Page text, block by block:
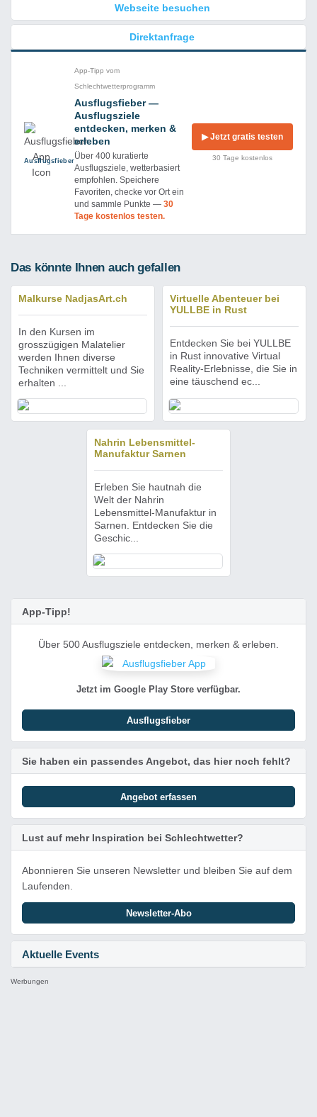
Webseite besuchen
Direktanfrage
Ausflug­sfieber
App-Tipp vom
Schlechtwetterprogramm
Ausflugsfieber —
Ausflugsziele
entdecken, merken &
erleben
Über 400 kuratierte
Ausflugsziele, wetterbasiert
empfohlen. Speichere
Favoriten, checke vor Ort ein
und sammle Punkte —30
Tage kostenlos testen.
▶ Jetzt gratis testen
30 Tage kostenlos
Das könnte Ihnen auch gefallen
Malkurse NadjasArt.ch
In den Kursen im
grosszügigen Malatelier
werden Ihnen diverse
Techniken vermittelt und Sie
erhalten ...
Virtuelle Abenteuer bei
YULLBE in Rust
Entdecken Sie bei YULLBE
in Rust innovative Virtual
Reality-Erlebnisse, die Sie in
eine täuschend ec...
Nahrin Lebensmittel-
Manufaktur Sarnen
Erleben Sie hautnah die
Welt der Nahrin
Lebensmittel-Manufaktur in
Sarnen. Entdecken Sie die
Geschic...
Aktuelle Events
App-Tipp!
Über 500 Ausflugsziele entdecken, merken & erleben.
Jetzt im Google Play Store verfügbar.
Ausflugsfieber
Sie haben ein passendes Angebot, das hier noch fehlt?
Angebot erfassen
Lust auf mehr Inspiration bei Schlechtwetter?
Abonnieren Sie unseren Newsletter und bleiben Sie auf dem
Laufenden.
Newsletter-Abo
Werbungen